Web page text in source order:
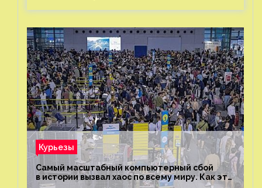
Курьезы
Самый масштабный компьютерный сбой
в истории вызвал хаос по всему миру. Как это